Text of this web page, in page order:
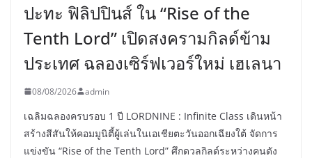
ปะทะ ฟิลิปปินส์ ใน “Rise of the
Tenth Lord” เปิดสงครามกิลด์ข้าม
ประเทศ ฉลองเซิร์ฟเวอร์ใหม่ เฮเลนา
08/08/2026 admin
เฉลิมฉลองครบรอบ 1 ปี LORDNINE : Infinite Class เดินหน้า
สร้างสีสันให้คอมมูนิตี้ผู้เล่นในเอเชียตะวันออกเฉียงใต้ จัดการ
แข่งขัน “Rise of the Tenth Lord” ศึกดวลกิลด์ระหว่างคนดัง